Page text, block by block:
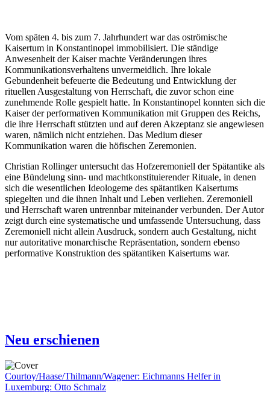
Vom späten 4. bis zum 7. Jahrhundert war das oströmische
Kaisertum in Konstantinopel immobilisiert. Die ständige
Anwesenheit der Kaiser machte Veränderungen ihres
Kommunikationsverhaltens unvermeidlich. Ihre lokale
Gebundenheit befeuerte die Bedeutung und Entwicklung der
rituellen Ausgestaltung von Herrschaft, die zuvor schon eine
zunehmende Rolle gespielt hatte. In Konstantinopel konnten sich die
Kaiser der performativen Kommunikation mit Gruppen des Reichs,
die ihre Herrschaft stützten und auf deren Akzeptanz sie angewiesen
waren, nämlich nicht entziehen. Das Medium dieser
Kommunikation waren die höfischen Zeremonien.
Christian Rollinger untersucht das Hofzeremoniell der Spätantike als
eine Bündelung sinn- und machtkonstituierender Rituale, in denen
sich die wesentlichen Ideologeme des spätantiken Kaisertums
spiegelten und die ihnen Inhalt und Leben verliehen. Zeremoniell
und Herrschaft waren untrennbar miteinander verbunden. Der Autor
zeigt durch eine systematische und umfassende Untersuchung, dass
Zeremoniell nicht allein Ausdruck, sondern auch Gestaltung, nicht
nur autoritative monarchische Repräsentation, sondern ebenso
performative Konstruktion des spätantiken Kaisertums war.
Neu erschienen
Courtoy/Haase/Thilmann/Wagener: Eichmanns Helfer in
Luxemburg: Otto Schmalz